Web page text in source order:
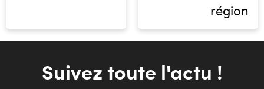
région
Suivez toute l'actu !